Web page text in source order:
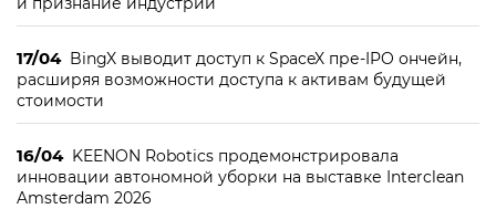
17/04 BingX выводит доступ к SpaceX пре-IPO ончейн,
расширяя возможности доступа к активам будущей
стоимости
16/04 KEENON Robotics продемонстрировала
инновации автономной уборки на выставке Interclean
Amsterdam 2026